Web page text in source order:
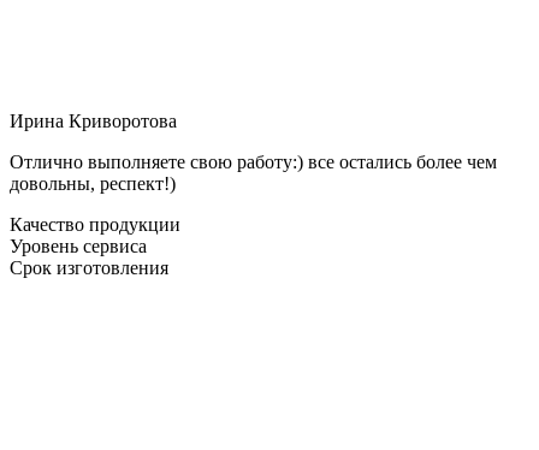
Ирина Криворотова
Отлично выполняете свою работу:) все остались более чем
довольны, респект!)
Качество продукции
Уровень сервиса
Срок изготовления